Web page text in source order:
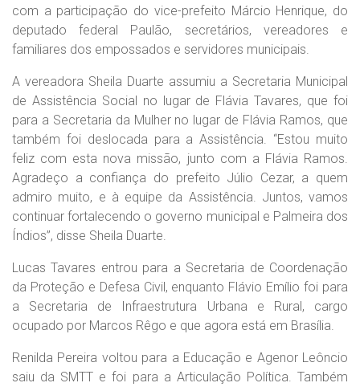
com a participação do vice-prefeito Márcio Henrique, do
deputado federal Paulão, secretários, vereadores e
familiares dos empossados e servidores municipais.
A vereadora Sheila Duarte assumiu a Secretaria Municipal
de Assistência Social no lugar de Flávia Tavares, que foi
para a Secretaria da Mulher no lugar de Flávia Ramos, que
também foi deslocada para a Assistência. “Estou muito
feliz com esta nova missão, junto com a Flávia Ramos.
Agradeço a confiança do prefeito Júlio Cezar, a quem
admiro muito, e à equipe da Assistência. Juntos, vamos
continuar fortalecendo o governo municipal e Palmeira dos
Índios”, disse Sheila Duarte.
Lucas Tavares entrou para a Secretaria de Coordenação
da Proteção e Defesa Civil, enquanto Flávio Emílio foi para
a Secretaria de Infraestrutura Urbana e Rural, cargo
ocupado por Marcos Rêgo e que agora está em Brasília.
Renilda Pereira voltou para a Educação e Agenor Leôncio
saiu da SMTT e foi para a Articulação Política. Também